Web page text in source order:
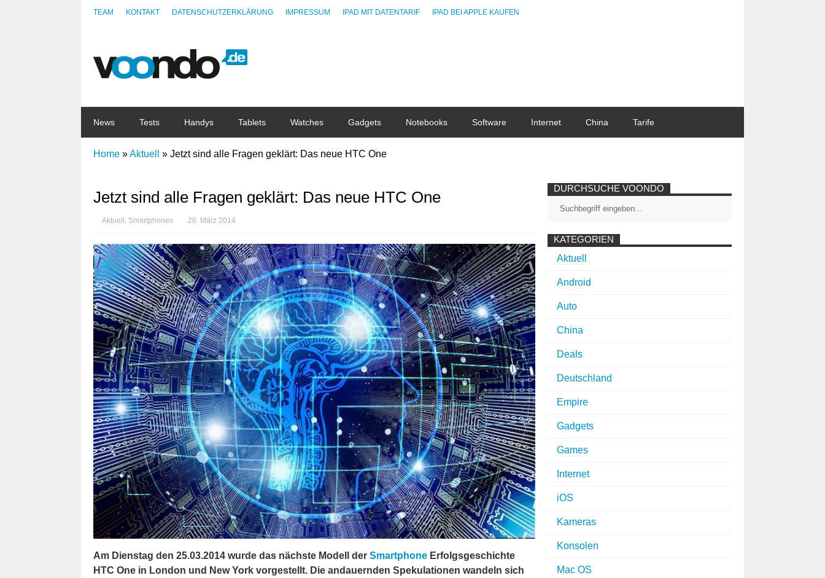
TEAM KONTAKT DATENSCHUTZERKLÄRUNG IMPRESSUM IPAD MIT DATENTARIF IPAD BEI APPLE KAUFEN
News Tests Handys Tablets Watches Gadgets Notebooks Software Internet China Tarife
Home »Aktuell » Jetzt sind alle Fragen geklärt: Das neue HTC One
Jetzt sind alle Fragen geklärt: Das neue HTC One
Aktuell , Smartphones 26. März 2014
Am Dienstag den 25.03.2014 wurde das nächste Modell der Smartphone Erfolgsgeschichte
HTC One in London und New York vorgestellt. Die andauernden Spekulationen wandeln sich
DURCHSUCHE VOONDO
KATEGORIEN
Aktuell
Android
Auto
China
Deals
Deutschland
Empire
Gadgets
Games
Internet
iOS
Kameras
Konsolen
Mac OS